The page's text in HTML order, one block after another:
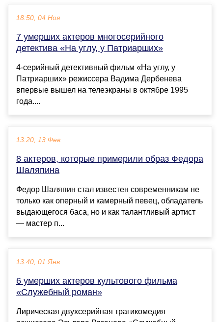
18:50, 04 Ноя
7 умерших актеров многосерийного
детектива «На углу, у Патриарших»
4-серийный детективный фильм «На углу, у
Патриарших» режиссера Вадима Дербенева
впервые вышел на телеэкраны в октябре 1995
года....
13:20, 13 Фев
8 актеров, которые примерили образ Федора
Шаляпина
Федор Шаляпин стал известен современникам не
только как оперный и камерный певец, обладатель
выдающегося баса, но и как талантливый артист
— мастер п...
13:40, 01 Янв
6 умерших актеров культового фильма
«Служебный роман»
Лирическая двухсерийная трагикомедия